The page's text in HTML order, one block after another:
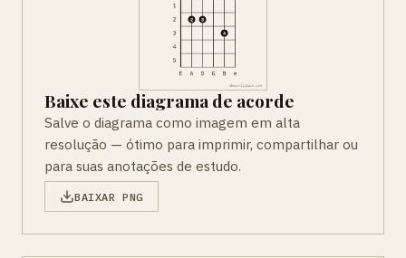
Baixe este diagrama de acorde
Salve o diagrama como imagem em alta
resolução — ótimo para imprimir, compartilhar ou
para suas anotações de estudo.
BAIXAR PNG